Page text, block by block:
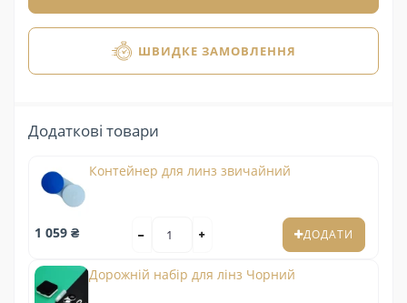
ШВИДКЕ ЗАМОВЛЕННЯ
Додаткові товари
Контейнер для линз звичайний
1 059 ₴ ДОДАТИ
Дорожній набір для лінз Чорний